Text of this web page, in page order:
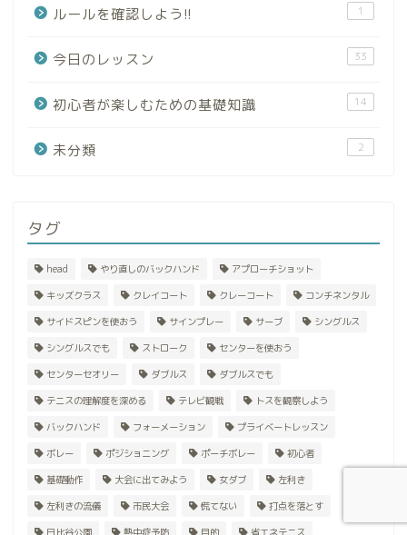
ルールを確認しよう!! 1
今日のレッスン 33
初心者が楽しむための基礎知識 14
未分類 2
タグ
head やり直しのバックハンド アプローチショット
キッズクラス クレイコート クレーコート コンチネンタル
サイドスピンを使おう サインプレー サーブ シングルス
シングルスでも ストローク センターを使おう
センターセオリー ダブルス ダブルスでも
テニスの理解度を深める テレビ観戦 トスを観察しよう
バックハンド フォーメーション プライベートレッスン
ボレー ポジショニング ポーチボレー 初心者
基礎動作 大会に出てみよう 女ダブ 左利き
左利きの流儀 市民大会 慌てない 打点を落とす